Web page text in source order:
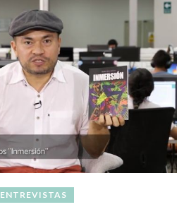
ENTREVISTAS